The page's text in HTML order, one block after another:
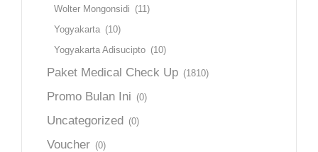
Wolter Mongonsidi (11)
Yogyakarta (10)
Yogyakarta Adisucipto (10)
Paket Medical Check Up (1810)
Promo Bulan Ini (0)
Uncategorized (0)
Voucher (0)